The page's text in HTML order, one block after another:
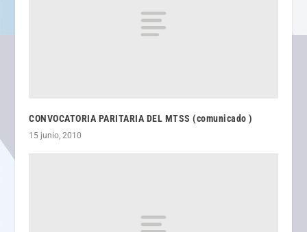
CONVOCATORIA PARITARIA DEL MTSS (comunicado )
15 junio, 2010